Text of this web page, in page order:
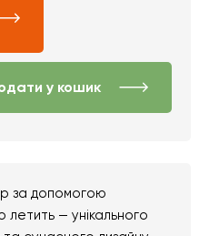
у кошик
за допомогою
— унікального